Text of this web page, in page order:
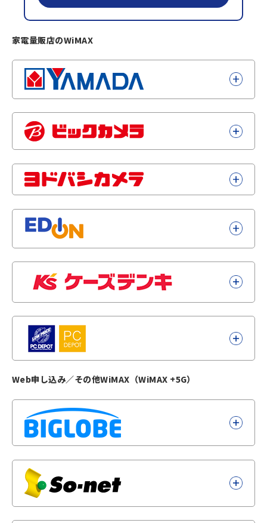
家電量販店のWiMAX
Web申し込み／その他WiMAX（WiMAX +5G）